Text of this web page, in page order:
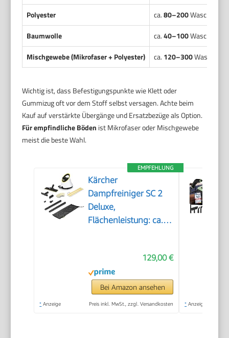
Polyester
ca.80–200Waschgänge
Baumwolle
ca.40–100Waschgänge
Mischgewebe (Mikrofaser + Polyester)
ca. 120–300
Wichtig ist, dass Befestigungspunkte wie Klett oder
Gummizug oft vor dem Stoff selbst versagen. Achte beim
Kauf auf verstärkte Übergänge und Ersatzbezüge als Option.
Für empfindliche Böden ist Mikrofaser oder Mischgewebe
meist die beste Wahl.
EMPFEHLUNG
Kärcher
Dampfreiniger SC 2
Deluxe,
Flächenleistung: ca.
bar, Aufheizzeit: 6,5
min., Heizleistung:
1.500 W, mit
Bodenreinigungsset
129,00 €
Bei Amazon ansehen
* Anzeige Preis inkl. MwSt., zzgl. Versandkosten * Anzeige